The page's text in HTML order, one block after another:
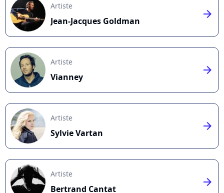
Artiste
Jean-Jacques Goldman
arrow_right
Artiste
Vianney
arrow_right
Artiste
Sylvie Vartan
arrow_right
Artiste
Bertrand Cantat
arrow_right